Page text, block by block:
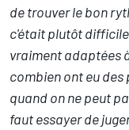
de trouver le bon
c'était plutôt
vraiment adaptées
combien ont eu
quand on ne peut
faut essayer de